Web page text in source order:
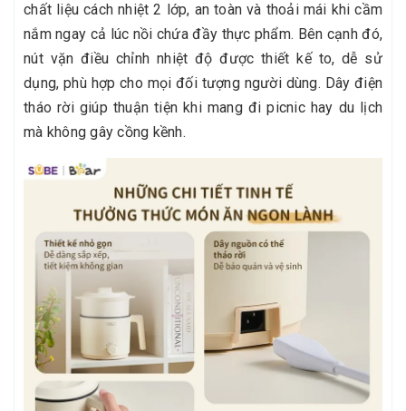
chất liệu cách nhiệt 2 lớp, an toàn và thoải mái khi cầm
nắm ngay cả lúc nồi chứa đầy thực phẩm. Bên cạnh đó,
nút vặn điều chỉnh nhiệt độ được thiết kế to, dễ sử
dụng, phù hợp cho mọi đối tượng người dùng. Dây điện
tháo rời giúp thuận tiện khi mang đi picnic hay du lịch
mà không gây cồng kềnh.